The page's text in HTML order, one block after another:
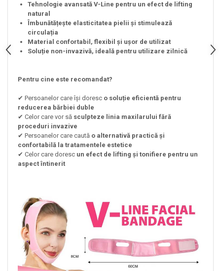
Tehnologie avansată V-Line pentru un efect de lifting
natural
Îmbunătățește elasticitatea pielii și stimulează
circulația
Material confortabil, flexibil și ușor de utilizat
Soluție non-invazivă, ideală pentru utilizare zilnică
Pentru cine este recomandat?
✔ Persoanelor care își doresc o soluție eficientă pentru
reducerea bărbiei duble
✔ Celor care vor să sculpteze linia maxilarului fără
proceduri invazive
✔ Persoanelor care caută o alternativă practică și
confortabilă la tratamentele estetice
✔ Celor care doresc un efect de lifting și tonifiere pentru un
aspect întinerit